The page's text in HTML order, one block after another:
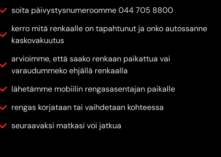
soita päivystysnumeroomme 044 705 8800
kerro mitä renkaalle on tapahtunut ja onko autossanne
kaskovakuutus
arvioimme, että saako renkaan paikattua vai
varaudummeko ehjällä renkaalla
lähetämme mobiilin rengasasentajan paikalle
rengas korjataan tai vaihdetaan kohteessa
seuraavaksi matkasi voi jatkua